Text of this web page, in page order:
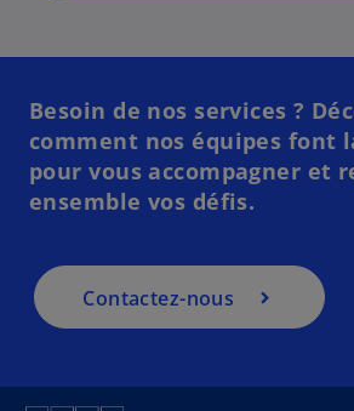
Besoin de nos services ?
comment nos équipes font
pour vous accompagner et
ensemble vos défis.​
Contactez-nous